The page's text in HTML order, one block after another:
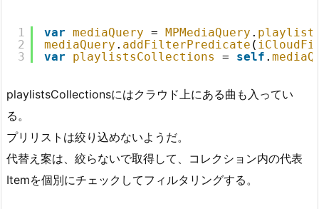
1
2
3
var mediaQuery = MPMediaQuery .
mediaQuery . addFilterPredicate (
var
playlistsCollections = self .
playlistsCollectionsにはクラウド上にある曲も入ってい
る。
プリリストは絞り込めないようだ。
代替え案は、絞らないで取得して、コレクション内の代表
Itemを個別にチェックしてフィルタリングする。